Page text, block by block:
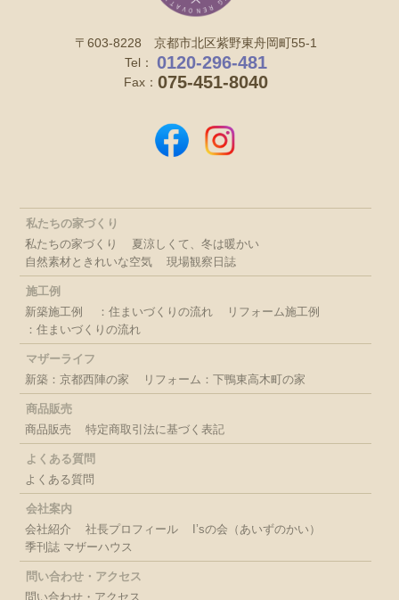
〒603-8228 京都市北区紫野東舟岡町55-1
Tel：
0120-296-481
Fax： 075-451-8040
私たちの家づくり
私たちの家づくり
夏涼しくて、冬は暖かい
自然素材ときれいな空気
現場観察日誌
施工例
新築施工例
：住まいづくりの流れ
リフォーム施工例
：住まいづくりの流れ
マザーライフ
新築：京都西陣の家
リフォーム：下鴨東高木町の家
商品販売
商品販売
特定商取引法に基づく表記
よくある質問
よくある質問
会社案内
会社紹介
社長プロフィール
I’sの会（あいずのかい）
季刊誌 マザーハウス
問い合わせ・アクセス
問い合わせ・アクセス